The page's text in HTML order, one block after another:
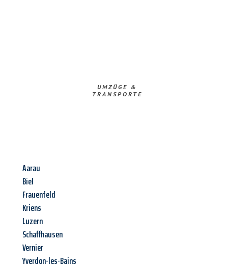
UMZÜGE &
TRANSPORTE
Aarau
Biel
Frauenfeld
Kriens
Luzern
Schaffhausen
Vernier
Yverdon-les-Bains